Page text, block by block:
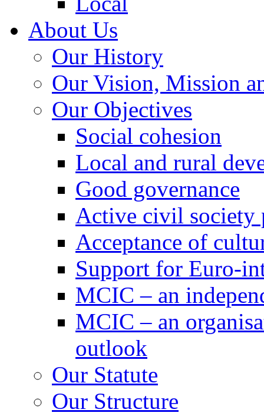
About Us
Our History
Our Vision, Mission
Our Objectives
Social cohesion
Local and rural
Good governance
Active civil society
Acceptance of
Support for Euro-
MCIC – an
MCIC – an
outlook
Our Statute
Our Structure